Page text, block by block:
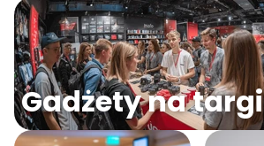
Gadżety na targi